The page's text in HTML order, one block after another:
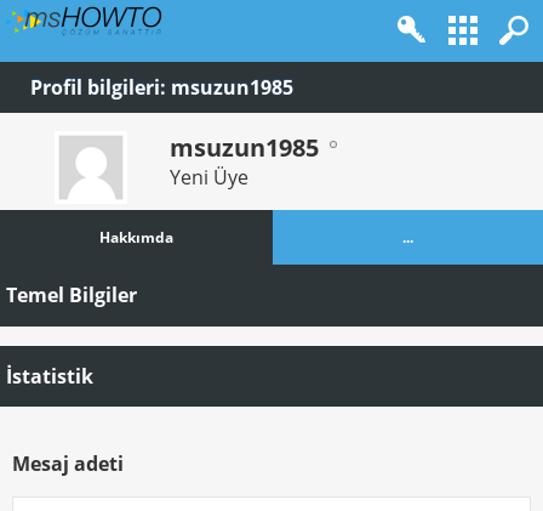
Profil bilgileri: msuzun1985
msuzun1985
Yeni Üye
Hakkımda ...
Temel Bilgiler
İstatistik
Mesaj adeti